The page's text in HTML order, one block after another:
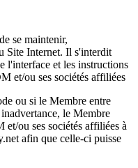
se maintenir,
Site Internet. Il s'interdit
l'interface et les instructions
et/ou ses sociétés affiliées
ou si le Membre entre
le Membre
et/ou ses sociétés affiliées à
afin que celle-ci puisse